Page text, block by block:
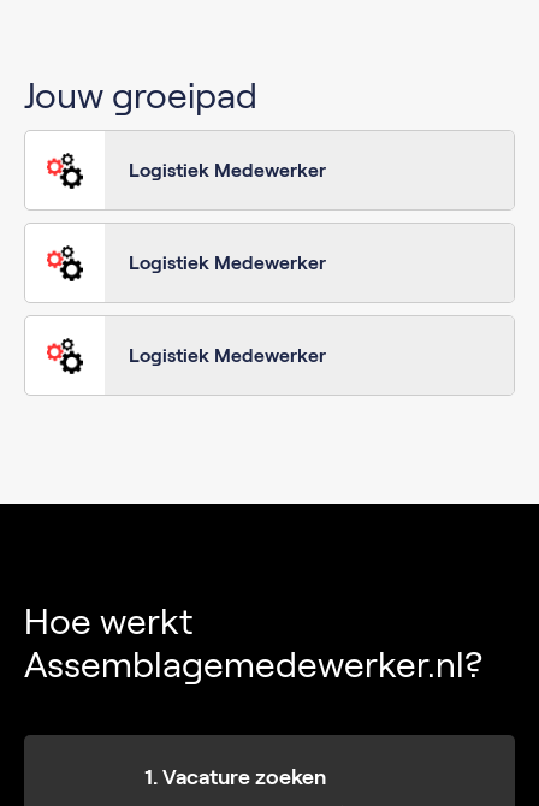
Jouw groeipad
Logistiek Medewerker
Logistiek Medewerker
Logistiek Medewerker
Hoe werkt
Assemblagemedewerker.nl?
1. Vacature zoeken